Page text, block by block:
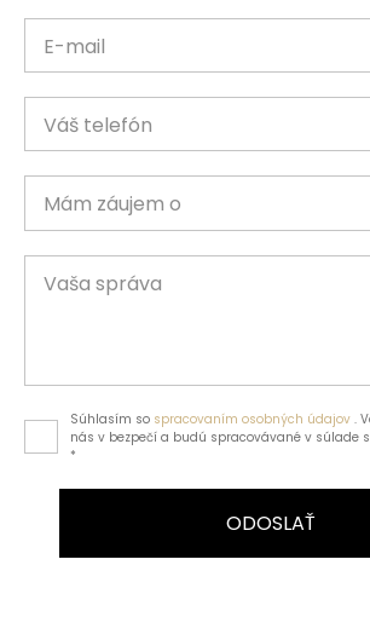
E-mail
Váš telefón
Mám záujem o
Vaša správa
Súhlasím so spracovaním osobných údajov .
nás v bezpečí a budú spracovávané v súlade
*
ODOSLAŤ